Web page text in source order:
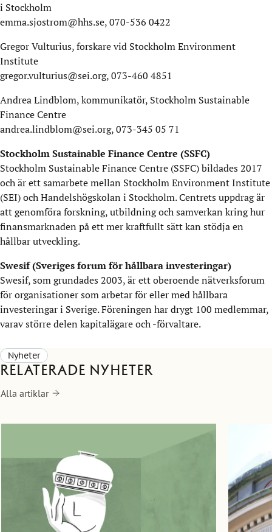
i Stockholm
emma.sjostrom@hhs.se, 070-536 0422
Gregor Vulturius, forskare vid Stockholm Environment
Institute
gregor.vulturius@sei.org, 073-460 4851
Andrea Lindblom, kommunikatör, Stockholm Sustainable
Finance Centre
andrea.lindblom@sei.org, 073-345 05 71
Stockholm Sustainable Finance Centre (SSFC)
Stockholm Sustainable Finance Centre (SSFC) bildades 2017
och är ett samarbete mellan Stockholm Environment Institute
(SEI) och Handelshögskolan i Stockholm. Centrets uppdrag är
att genomföra forskning, utbildning och samverkan kring hur
finansmarknaden på ett mer kraftfullt sätt kan stödja en
hållbar utveckling.
Swesif (Sveriges forum för hållbara investeringar)
Swesif, som grundades 2003, är ett oberoende nätverksforum
för organisationer som arbetar för eller med hållbara
investeringar i Sverige. Föreningen har drygt 100 medlemmar,
varav större delen kapitalägare och -förvaltare.
Nyheter
Relaterade nyheter
Alla artiklar